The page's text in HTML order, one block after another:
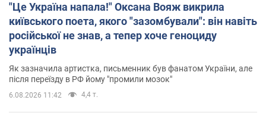
"Це Україна напала!" Оксана Вояж викрила
київського поета, якого "зазомбували": він навіть
російської не знав, а тепер хоче геноциду
українців
Як зазначила артистка, письменник був фанатом України, але
після переїзду в РФ йому "промили мозок"
6.08.2026 11:42 4,4 т.